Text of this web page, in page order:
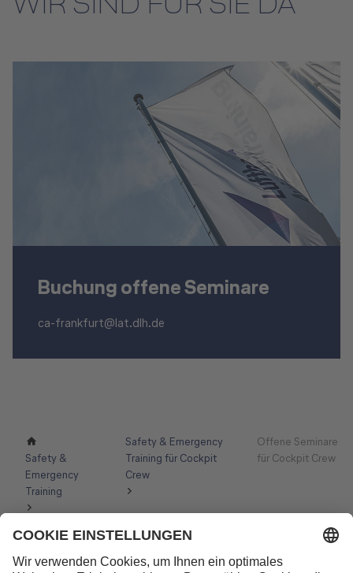
Buchung offene Seminare
ca-frankfurt@lat.dlh.de
Safety &
Emergency
Training
Safety & Emergency
Training für Cockpit
Crew
Offene Seminare
für Cockpit Crew